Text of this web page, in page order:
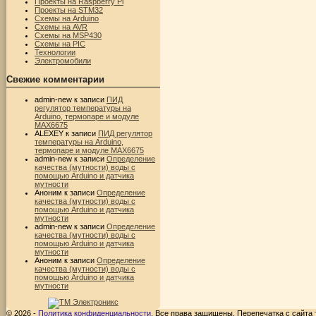
Проекты на STM32
Схемы на Arduino
Схемы на AVR
Схемы на MSP430
Схемы на PIC
Технологии
Электромобили
Свежие комментарии
admin-new к записи ПИД
регулятор температуры на
Arduino, термопаре и модуле
MAX6675
ALEXEY к записи ПИД регулятор
температуры на Arduino,
термопаре и модуле MAX6675
admin-new к записи Определение
качества (мутности) воды с
помощью Arduino и датчика
мутности
Аноним к записи Определение
качества (мутности) воды с
помощью Arduino и датчика
мутности
admin-new к записи Определение
качества (мутности) воды с
помощью Arduino и датчика
мутности
Аноним к записи Определение
качества (мутности) воды с
помощью Arduino и датчика
мутности
© 2026 - Политика конфиденциальности . Все права защищены. Перепечатка с